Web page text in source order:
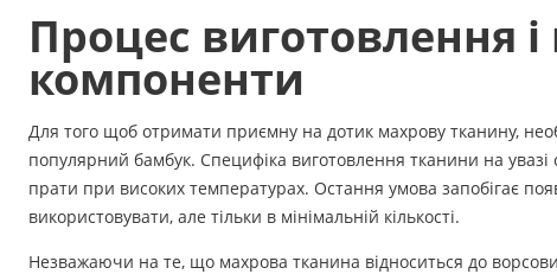
В'язальні машини
Аксесуари
Бренди
Процес виготовлення
компоненти
Для того щоб отримати приємну на дотик махрову тканину,
популярний бамбук. Специфіка виготовлення тканини на
прати при високих температурах. Остання умова запобігає
використовувати, але тільки в мінімальній кількості.
Незважаючи на те, що махрова тканина відноситься до